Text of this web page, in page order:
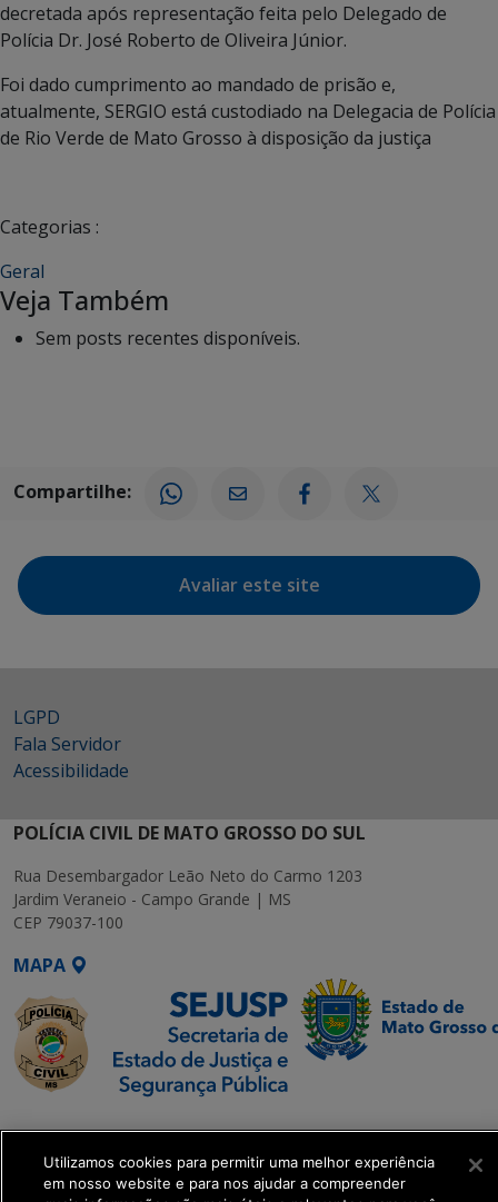
decretada após representação feita pelo Delegado de
Polícia Dr. José Roberto de Oliveira Júnior.
Foi dado cumprimento ao mandado de prisão e,
atualmente, SERGIO está custodiado na Delegacia de Polícia
de Rio Verde de Mato Grosso à disposição da justiça
Categorias :
Geral
Veja Também
Sem posts recentes disponíveis.
Compartilhe:
Avaliar este site
LGPD
Fala Servidor
Acessibilidade
POLÍCIA CIVIL DE MATO GROSSO DO SUL
Rua Desembargador Leão Neto do Carmo 1203
Jardim Veraneio - Campo Grande | MS
CEP 79037-100
MAPA
SETDIG | Secretaria-
Executiva de
Transformação Digital
Utilizamos cookies para permitir uma melhor experiência
em nosso website e para nos ajudar a compreender